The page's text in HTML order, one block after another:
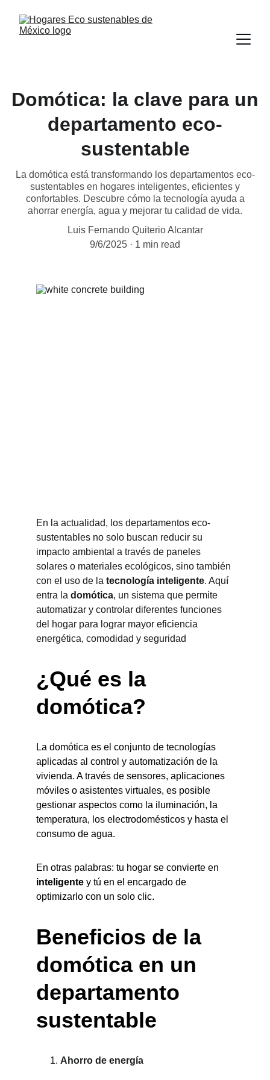
Domótica: la clave para un
departamento eco-
sustentable
La domótica está transformando los departamentos eco-
sustentables en hogares inteligentes, eficientes y
confortables. Descubre cómo la tecnología ayuda a
ahorrar energía, agua y mejorar tu calidad de vida.
Luis Fernando Quiterio Alcantar
9/6/2025
1 min read
En la actualidad, los departamentos eco-
sustentables no solo buscan reducir su
impacto ambiental a través de paneles
solares o materiales ecológicos, sino también
con el uso de la tecnología inteligente. Aquí
entra la domótica, un sistema que permite
automatizar y controlar diferentes funciones
del hogar para lograr mayor eficiencia
energética, comodidad y seguridad
¿Qué es la
domótica?
La domótica es el conjunto de tecnologías
aplicadas al control y automatización de la
vivienda. A través de sensores, aplicaciones
móviles o asistentes virtuales, es posible
gestionar aspectos como la iluminación, la
temperatura, los electrodomésticos y hasta el
consumo de agua.
En otras palabras: tu hogar se convierte en
inteligente y tú en el encargado de
optimizarlo con un solo clic.
Beneficios de la
domótica en un
departamento
sustentable
Ahorro de energía